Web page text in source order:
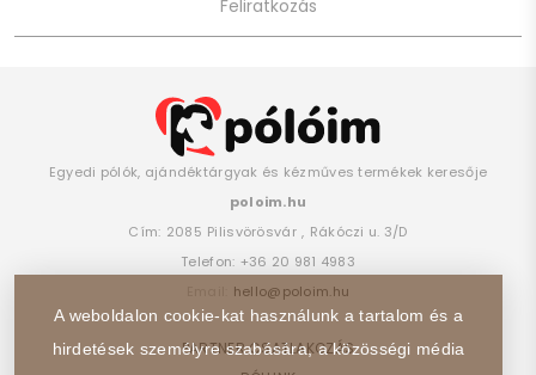
Egyedi pólók, ajándéktárgyak és kézműves termékek keresője
poloim.hu
Cím: 2085 Pilisvörösvár , Rákóczi u. 3/D
Telefon: +36 20 981 4983
hello@poloim.hu
PARTNER CSATLAKOZÁS
A weboldalon cookie-kat használunk a tartalom és a
hirdetések személyre szabására, a közösségi média